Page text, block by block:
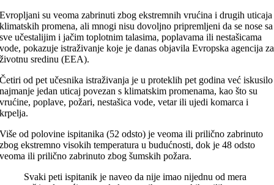
Evropljani su veoma zabrinuti zbog ekstremnih vrućina i drugih uticaja
klimatskih promena, ali mnogi nisu dovoljno pripremljeni da se nose sa
sve učestalijim i jačim toplotnim talasima, poplavama ili nestašicama
vode, pokazuje istraživanje koje je danas objavila Evropska agencija za
životnu sredinu (EEA).
Četiri od pet učesnika istraživanja je u proteklih pet godina već iskusilo
najmanje jedan uticaj povezan s klimatskim promenama, kao što su
vrućine, poplave, požari, nestašica vode, vetar ili ujedi komarca i
krpelja.
Više od polovine ispitanika (52 odsto) je veoma ili prilično zabrinuto
zbog ekstremno visokih temperatura u budućnosti, dok je 48 odsto
veoma ili prilično zabrinuto zbog šumskih požara.
Svaki peti ispitanik je naveo da nije imao nijednu od mera